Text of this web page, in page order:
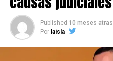
Published 10 meses atras
Por laisla